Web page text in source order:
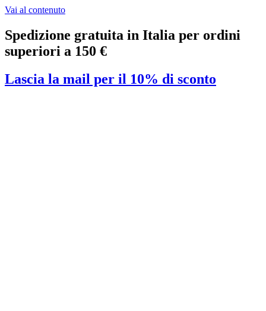
Vai al contenuto
Spedizione gratuita in Italia per ordini
superiori a 150 €
Lascia la mail per il 10% di sconto